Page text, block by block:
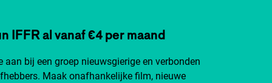
IFFR al vanaf €4 per maand
aan bij een groep nieuwsgierige en verbonden
Maak onafhankelijke film, nieuwe